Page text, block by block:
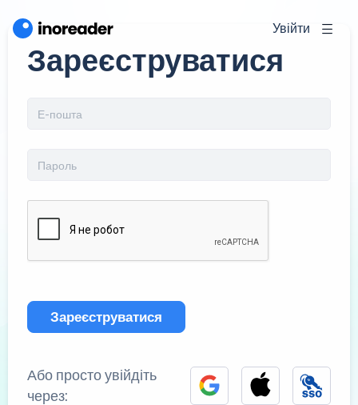
Увійти
Зареєструватися
Зареєструватися
Або просто увійдіть
через: